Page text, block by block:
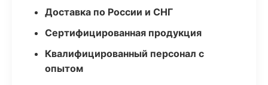
Доставка по России и СНГ
Сертифицированная продукция
Квалифицированный персонал с
опытом